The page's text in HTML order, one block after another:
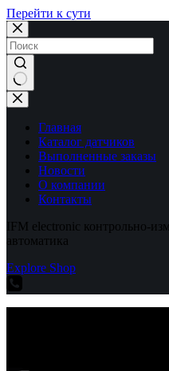
Перейти к сути
Ничего
не
найденоГлавная
Каталог датчиков
Выполненные заказы
Новости
О компании
Контакты
IFM electronic контрольно-
автоматика
Explore Shop